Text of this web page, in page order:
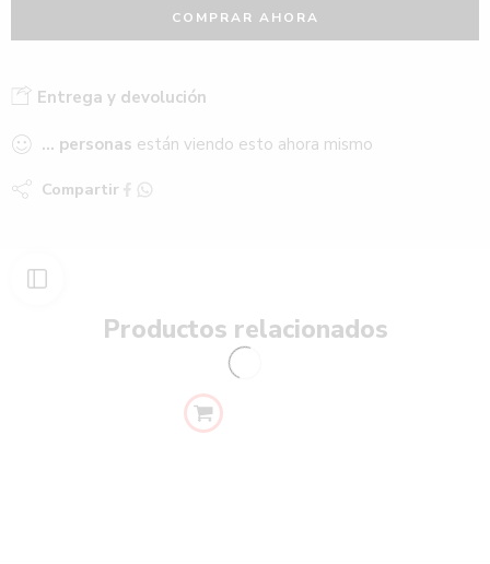
COMPRAR AHORA
Entrega y devolución
... personas están viendo esto ahora mismo
Compartir
Productos relacionados